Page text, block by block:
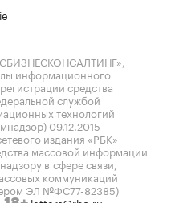
информационного
средства
службой
технологий
09.12.2015
издания «РБК»
массовой информации
в сфере связи,
коммуникаций
ЭЛ №ФС77-82385)